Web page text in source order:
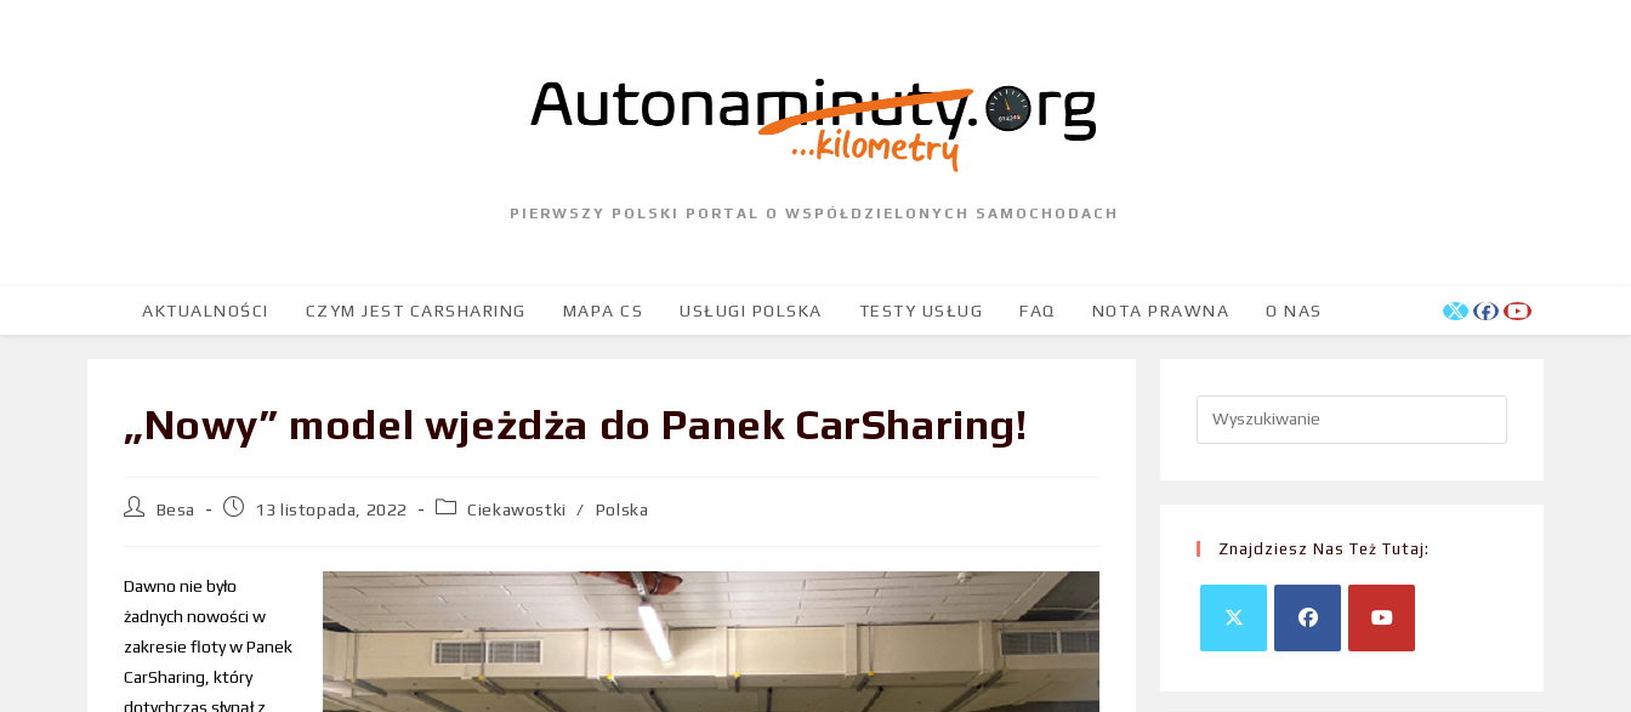
PIERWSZY POLSKI PORTAL O WSPÓŁDZIELONYCH SAMOCHODACH
AKTUALNOŚCI CZYM JEST CARSHARING MAPA CS USŁUGI POLSKA TESTY USŁUG FAQ NOTA PRAWNA O NAS
„Nowy” model wjeżdża do Panek CarSharing!
Besa 13 listopada, 2022 Ciekawostki / Polska
Dawno nie było
żadnych nowości w
zakresie floty w Panek
CarSharing, który
dotychczas słynął z
Znajdziesz Nas Też Tutaj: